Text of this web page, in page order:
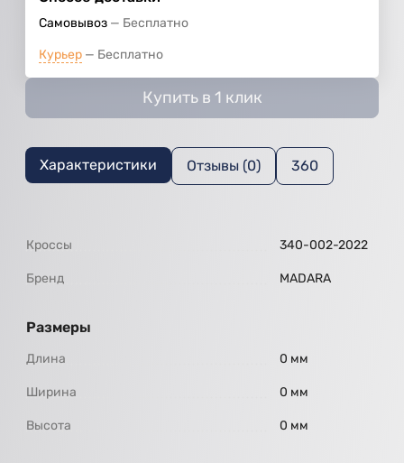
Самовывоз Бесплатно
Курьер Бесплатно
Купить в 1 клик
Характеристики Отзывы (0) 360
Кроссы 340-002-2022
Бренд МАDARA
Размеры
Длина 0 мм
Ширина 0 мм
Высота 0 мм